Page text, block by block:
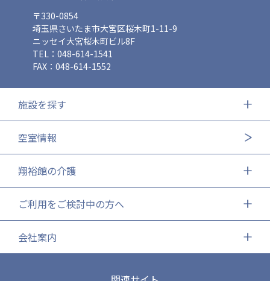
〒330-0854
埼玉県さいたま市大宮区桜木町1-11-9
ニッセイ大宮桜木町ビル8F
TEL：048-614-1541
FAX：048-614-1552
施設を探す
空室情報
翔裕館の介護
ご利用をご検討中の方へ
会社案内